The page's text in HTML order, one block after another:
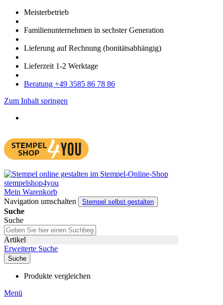
Meister­betrieb
Familien­unter­nehmen in sechster Gene­ration
Lieferung auf Rech­nung (bonitätsabhängig)
Liefer­zeit 1-2 Werk­tage
Bera­tung +49 3585 86 78 86
Zum Inhalt springen
Mein Warenkorb
Navigation umschalten
Stempel selbst gestalten
Suche
Suche
Artikel
Erweiterte Suche
Suche
Produkte vergleichen
Menü